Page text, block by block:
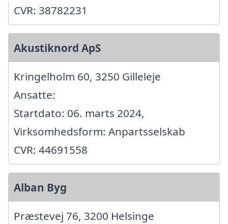
CVR: 38782231
Akustiknord ApS
Kringelholm 60, 3250 Gilleleje
Ansatte:
Startdato: 06. marts 2024,
Virksomhedsform: Anpartsselskab
CVR: 44691558
Alban Byg
Præstevej 76, 3200 Helsinge